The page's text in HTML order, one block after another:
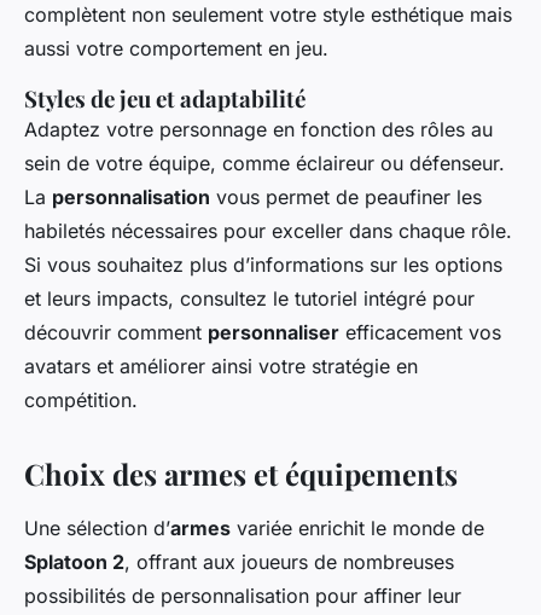
complètent non seulement votre style esthétique mais
aussi votre comportement en jeu.
Styles de jeu et adaptabilité
Adaptez votre personnage en fonction des rôles au
sein de votre équipe, comme éclaireur ou défenseur.
La personnalisation vous permet de peaufiner les
habiletés nécessaires pour exceller dans chaque rôle.
Si vous souhaitez plus d’informations sur les options
et leurs impacts, consultez le tutoriel intégré pour
découvrir comment personnaliser efficacement vos
avatars et améliorer ainsi votre stratégie en
compétition.
Choix des armes et équipements
Une sélection d’armes variée enrichit le monde de
Splatoon 2, offrant aux joueurs de nombreuses
possibilités de personnalisation pour affiner leur